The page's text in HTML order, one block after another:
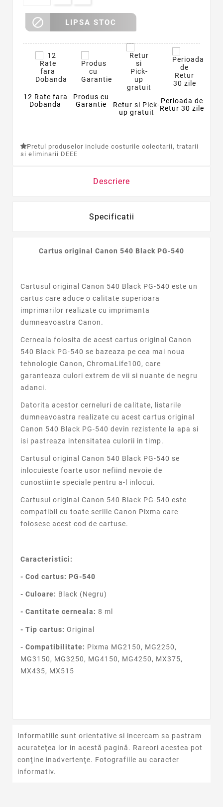
 LIPSA STOC
12 Rate fara
Dobanda
Produs cu
Garantie
Retur si Pick-
up gratuit
Perioada de
Retur 30 zile
Pretul produselor include costurile colectarii, tratarii
si eliminarii DEEE
Descriere
Specificatii
Cartus original Canon 540 Black PG-540
Cartusul original Canon 540 Black PG-540 este un
cartus care aduce o calitate superioara
imprimarilor realizate cu imprimanta
dumneavoastra Canon.
Cerneala folosita de acest cartus original Canon
540 Black PG-540 se bazeaza pe cea mai noua
tehnologie Canon, ChromaLife100, care
garanteaza culori extrem de vii si nuante de negru
adanci.
Datorita acestor cerneluri de calitate, listarile
dumneavoastra realizate cu acest cartus original
Canon 540 Black PG-540 devin rezistente la apa si
isi pastreaza intensitatea culorii in timp.
Cartusul original Canon 540 Black PG-540 se
inlocuieste foarte usor nefiind nevoie de
cunostiinte speciale pentru a-l inlocui.
Cartusul original Canon 540 Black PG-540 este
compatibil cu toate seriile Canon Pixma care
folosesc acest cod de cartuse.
Caracteristici:
- Cod cartus: PG-540
- Culoare: Black (Negru)
- Cantitate cerneala: 8 ml
- Tip cartus: Original
- Compatibilitate: Pixma MG2150, MG2250,
MG3150, MG3250, MG4150, MG4250, MX375,
MX435, MX515
Informatiile sunt orientative si incercam sa pastram
acurateţea lor in acestă pagină. Rareori acestea pot
conţine inadvertenţe. Fotografiile au caracter
informativ.